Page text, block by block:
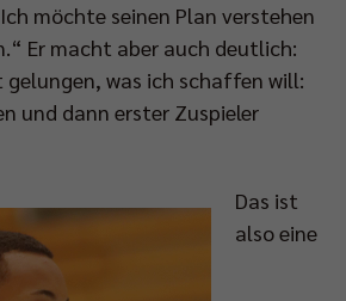
möchte seinen Plan verstehen
Er macht aber auch deutlich:
gelungen, was ich schaffen will:
und dann erster Zuspieler
Das ist
also eine